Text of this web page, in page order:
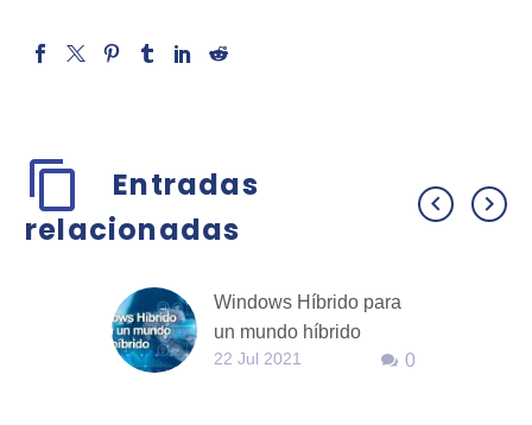
Entradas
relacionadas
Windows Híbrido para
un mundo híbrido
0
22 Jul 2021